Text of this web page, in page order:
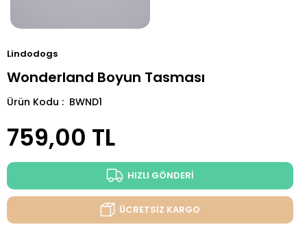
Lindodogs
Wonderland Boyun Tasması
Ürün Kodu : BWND1
759,00 TL
HIZLI GÖNDERİ
ÜCRETSİZ KARGO